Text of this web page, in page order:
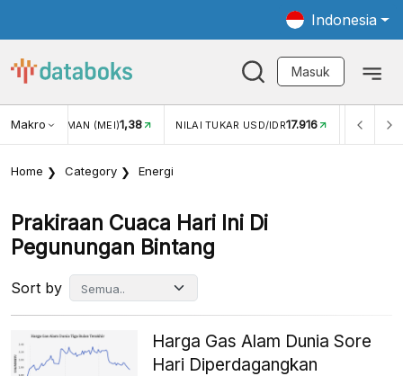
Indonesia
Masuk
MakroWISMAN (MEI)1,38 NILAI TUKAR USD/IDR17.916 INFLASI
Home Category Energi
Prakiraan Cuaca Hari Ini Di
Pegunungan Bintang
Sort by
Harga Gas Alam Dunia Sore
Hari Diperdagangkan